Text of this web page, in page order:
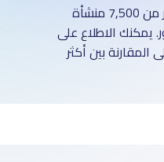
دليل مدارس مدينة المدينة المنورة العالمية : أكثر من 1 صفحة تعريفية (تغطي أكثر من 7,500 منشأة
يمكنك الاطلاع على
بين أكثر